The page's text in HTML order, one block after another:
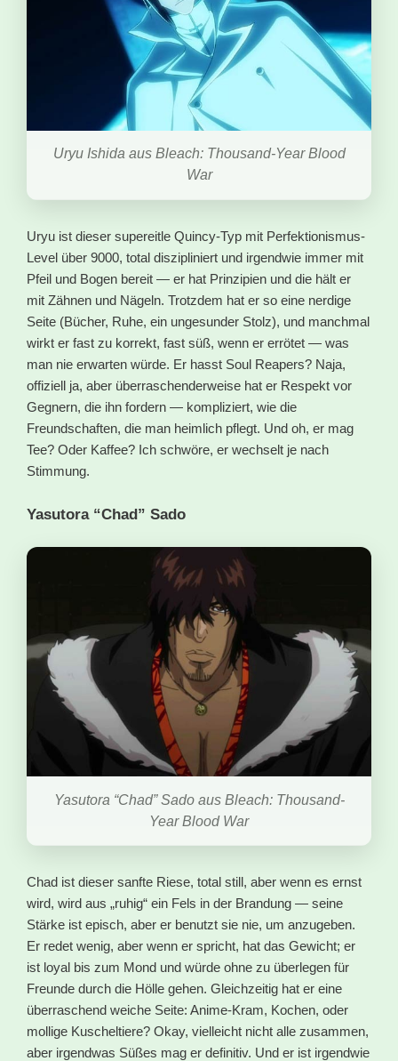
Uryu Ishida aus Bleach: Thousand-Year Blood
War
Uryu ist dieser supereitle Quincy-Typ mit Perfektionismus-
Level über 9000, total diszipliniert und irgendwie immer mit
Pfeil und Bogen bereit — er hat Prinzipien und die hält er
mit Zähnen und Nägeln. Trotzdem hat er so eine nerdige
Seite (Bücher, Ruhe, ein ungesunder Stolz), und manchmal
wirkt er fast zu korrekt, fast süß, wenn er errötet — was
man nie erwarten würde. Er hasst Soul Reapers? Naja,
offiziell ja, aber überraschenderweise hat er Respekt vor
Gegnern, die ihn fordern — kompliziert, wie die
Freundschaften, die man heimlich pflegt. Und oh, er mag
Tee? Oder Kaffee? Ich schwöre, er wechselt je nach
Stimmung.
Yasutora “Chad” Sado
Yasutora “Chad” Sado aus Bleach: Thousand-
Year Blood War
Chad ist dieser sanfte Riese, total still, aber wenn es ernst
wird, wird aus „ruhig“ ein Fels in der Brandung — seine
Stärke ist episch, aber er benutzt sie nie, um anzugeben.
Er redet wenig, aber wenn er spricht, hat das Gewicht; er
ist loyal bis zum Mond und würde ohne zu überlegen für
Freunde durch die Hölle gehen. Gleichzeitig hat er eine
überraschend weiche Seite: Anime-Kram, Kochen, oder
mollige Kuscheltiere? Okay, vielleicht nicht alle zusammen,
aber irgendwas Süßes mag er definitiv. Und er ist irgendwie